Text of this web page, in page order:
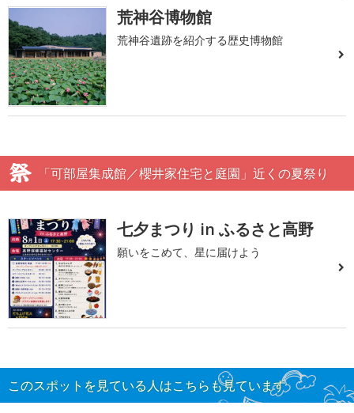
荒神谷博物館
荒神谷遺跡を紹介する歴史博物館
「可部屋集成館／櫻井家住宅と庭園」近くの夏祭り
七夕まつり in ふるさと高野
願いをこめて、星に届けよう
このスポットを見ている人はこちらも見ています